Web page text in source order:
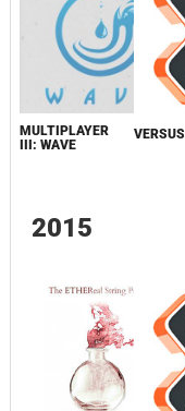
MULTIPLAYER
III: WAVE
VERSUS
2015